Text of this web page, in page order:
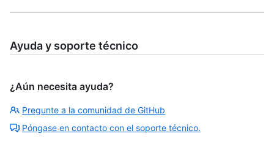
Ayuda y soporte técnico
¿Aún necesita ayuda?
Pregunte a la comunidad de GitHub
Póngase en contacto con el soporte técnico.